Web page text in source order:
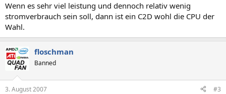
Wenn es sehr viel leistung und dennoch relativ wenig
stromverbrauch sein soll, dann ist ein C2D wohl die CPU der
Wahl.
floschman
Banned
3. August 2007 #3